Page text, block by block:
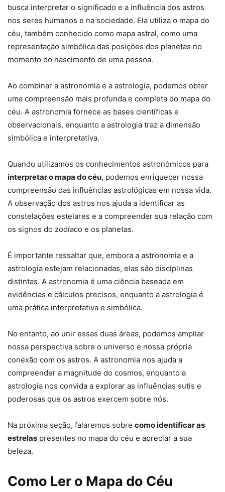
busca interpretar o significado e a influência dos astros
nos seres humanos e na sociedade. Ela utiliza o mapa do
céu, também conhecido como mapa astral, como uma
representação simbólica das posições dos planetas no
momento do nascimento de uma pessoa.
Ao combinar a astronomia e a astrologia, podemos obter
uma compreensão mais profunda e completa do mapa do
céu. A astronomia fornece as bases científicas e
observacionais, enquanto a astrologia traz a dimensão
simbólica e interpretativa.
Quando utilizamos os conhecimentos astronômicos para
interpretar o mapa do céu, podemos enriquecer nossa
compreensão das influências astrológicas em nossa vida.
A observação dos astros nos ajuda a identificar as
constelações estelares e a compreender sua relação com
os signos do zodíaco e os planetas.
É importante ressaltar que, embora a astronomia e a
astrologia estejam relacionadas, elas são disciplinas
distintas. A astronomia é uma ciência baseada em
evidências e cálculos precisos, enquanto a astrologia é
uma prática interpretativa e simbólica.
No entanto, ao unir essas duas áreas, podemos ampliar
nossa perspectiva sobre o universo e nossa própria
conexão com os astros. A astronomia nos ajuda a
compreender a magnitude do cosmos, enquanto a
astrologia nos convida a explorar as influências sutis e
poderosas que os astros exercem sobre nós.
Na próxima seção, falaremos sobre como identificar as
estrelas presentes no mapa do céu e apreciar a sua
beleza.
Como Ler o Mapa do Céu